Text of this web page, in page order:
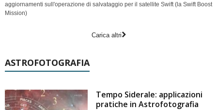
aggiornamenti sull'operazione di salvataggio per il satellite Swift (la Swift Boost
Mission)
Carica altri
ASTROFOTOGRAFIA
Tempo Siderale: applicazioni
pratiche in Astrofotografia